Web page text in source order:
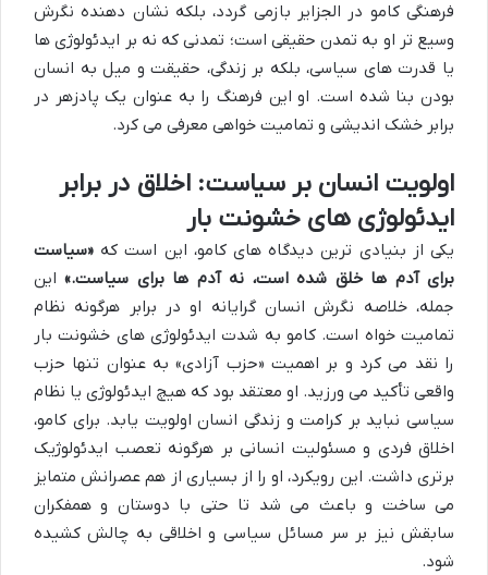
فرهنگی کامو در الجزایر بازمی گردد، بلکه نشان دهنده نگرش
وسیع تر او به تمدن حقیقی است؛ تمدنی که نه بر ایدئولوژی ها
یا قدرت های سیاسی، بلکه بر زندگی، حقیقت و میل به انسان
بودن بنا شده است. او این فرهنگ را به عنوان یک پادزهر در
برابر خشک اندیشی و تمامیت خواهی معرفی می کرد.
اولویت انسان بر سیاست: اخلاق در برابر
ایدئولوژی های خشونت بار
یکی از بنیادی ترین دیدگاه های کامو، این است که «سیاست
برای آدم ها خلق شده است، نه آدم ها برای سیاست.»این
جمله، خلاصه نگرش انسان گرایانه او در برابر هرگونه نظام
تمامیت خواه است. کامو به شدت ایدئولوژی های خشونت بار
را نقد می کرد و بر اهمیت «حزب آزادی» به عنوان تنها حزب
واقعی تأکید می ورزید. او معتقد بود که هیچ ایدئولوژی یا نظام
سیاسی نباید بر کرامت و زندگی انسان اولویت یابد. برای کامو،
اخلاق فردی و مسئولیت انسانی بر هرگونه تعصب ایدئولوژیک
برتری داشت. این رویکرد، او را از بسیاری از هم عصرانش متمایز
می ساخت و باعث می شد تا حتی با دوستان و همفکران
سابقش نیز بر سر مسائل سیاسی و اخلاقی به چالش کشیده
شود.